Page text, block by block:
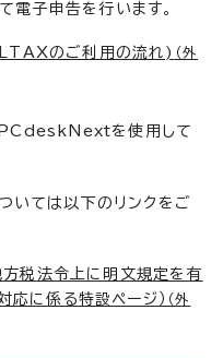
電子申告を行います。
のご利用の流れ) （外
PCdeskNextを使用して
ては以下のリンクをご
方税法令上に明文規定を有
応に係る特設ページ） （外